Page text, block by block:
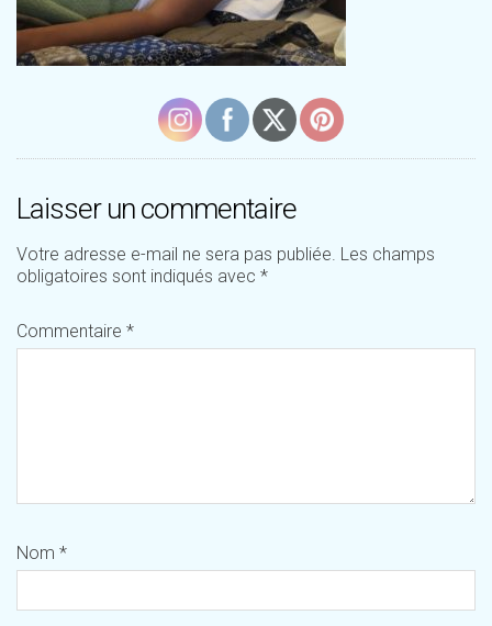
Laisser un commentaire
Votre adresse e-mail ne sera pas publiée. Les champs
obligatoires sont indiqués avec *
Commentaire *
Nom *